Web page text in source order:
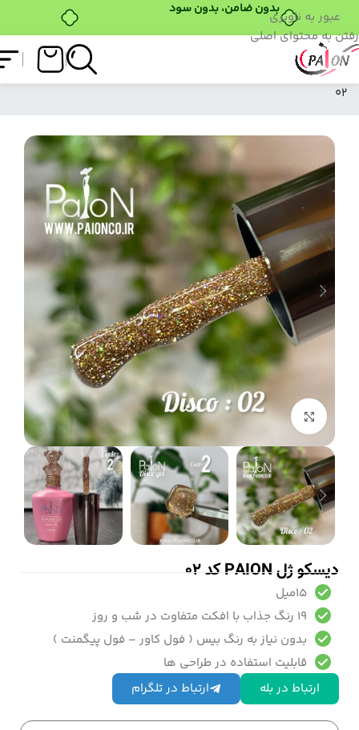
بدون ضامن، بدون سودعبور به ناوبری
رفتن به محتوای اصلی
فروشگاه
02
بزرگنمایی تصویر
دیسکو ژل PAION کد 02
15میل
19 رنگ جذاب با افکت متفاوت در شب و روز
بدون نیاز به رنگ بیس ( فول کاور – فول پیگمنت )
قابلیت استفاده در طراحی ها
ارتباط در بله
ارتباط در تلگرام